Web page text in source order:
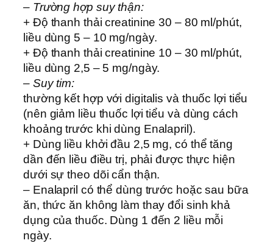
– Trường hợp suy thận:
+ Độ thanh thải creatinine 30 – 80 ml/phút,
liều dùng 5 – 10 mg/ngày.
+ Độ thanh thải creatinine 10 – 30 ml/phút,
liều dùng 2,5 – 5 mg/ngày.
– Suy tim:
thường kết hợp với digitalis và thuốc lợi tiểu
(nên giảm liều thuốc lợi tiểu và dùng cách
khoảng trước khi dùng Enalapril).
+ Dùng liều khởi đầu 2,5 mg, có thể tăng
dần đến liều điều trị, phải được thực hiện
dưới sự theo dõi cẩn thận.
– Enalapril có thể dùng trước hoặc sau bữa
ăn, thức ăn không làm thay đổi sinh khả
dụng của thuốc. Dùng 1 đến 2 liều mỗi
ngày.